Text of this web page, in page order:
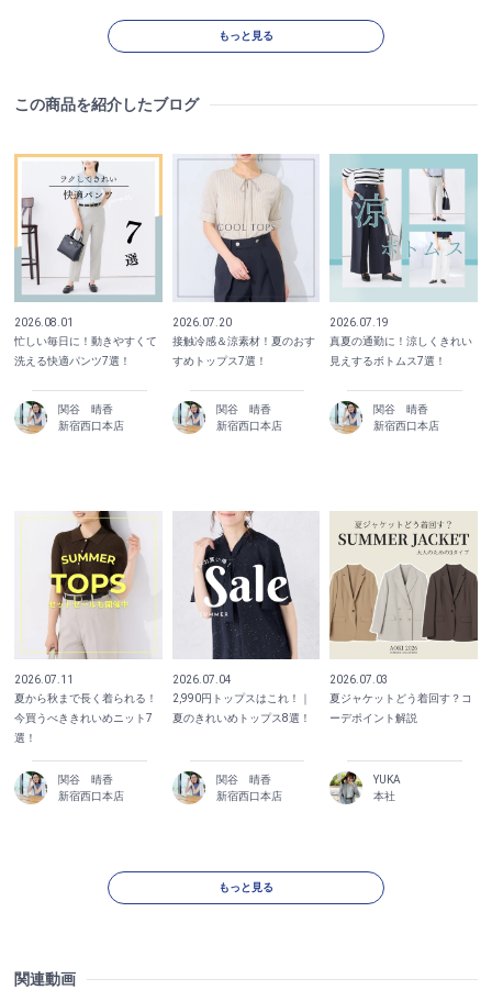
もっと見る
この商品を紹介したブログ
2026.08.01
忙しい毎日に！動きやすくて
洗える快適パンツ7選！
関谷 晴香
新宿西口本店
2026.07.20
接触冷感＆涼素材！夏のおす
すめトップス7選！
関谷 晴香
新宿西口本店
2026.07.19
真夏の通勤に！涼しくきれい
見えするボトムス7選！
関谷 晴香
新宿西口本店
2026.07.11
夏から秋まで長く着られる！
今買うべききれいめニット7
選！
関谷 晴香
新宿西口本店
2026.07.04
2,990円トップスはこれ！｜
夏のきれいめトップス8選！
関谷 晴香
新宿西口本店
2026.07.03
夏ジャケットどう着回す？コ
ーデポイント解説
YUKA
本社
もっと見る
関連動画